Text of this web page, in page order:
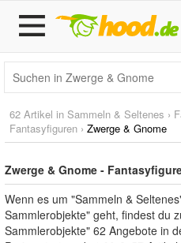
62 Artikel in Sammeln & Seltenes ›
Fantasyfiguren › Zwerge & Gnome
Zwerge & Gnome -
Wenn es um "Sammeln &
Sammlerobjekte" geht, findest du
Sammlerobjekte" 62 Angebote in